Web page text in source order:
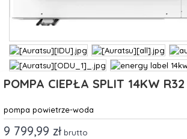
POMPA CIEPŁA SPLIT 14KW
pompa powietrze-woda
9 799,99 zł brutto